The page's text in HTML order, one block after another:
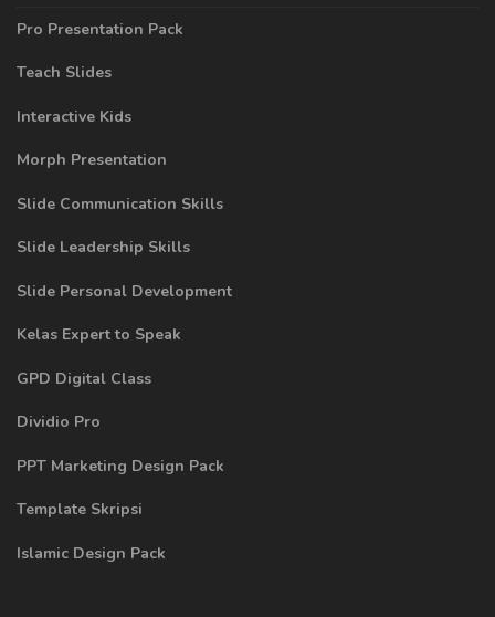
Pro Presentation Pack
Teach Slides
Interactive Kids
Morph Presentation
Slide Communication Skills
Slide Leadership Skills
Slide Personal Development
Kelas Expert to Speak
GPD Digital Class
Dividio Pro
PPT Marketing Design Pack
Template Skripsi
Islamic Design Pack